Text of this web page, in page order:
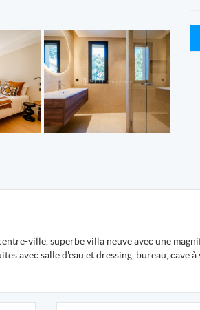
ville, superbe villa neuve avec une
avec salle d'eau et dressing, bureau, cave